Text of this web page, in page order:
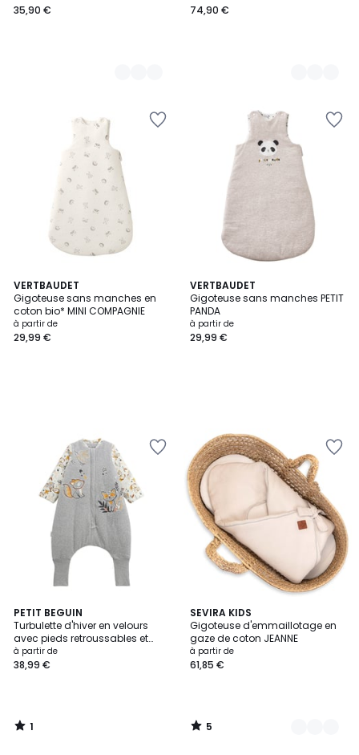
35,90 €
74,90 €
VERTBAUDET
Gigoteuse sans manches en
coton bio* MINI COMPAGNIE
à partir de
29,99 €
VERTBAUDET
Gigoteuse sans manches PETIT
PANDA
à partir de
29,99 €
PETIT BEGUIN
Turbulette d'hiver en velours
avec pieds retroussables et
manches amovibles Petit Loup
à partir de
38,99 €
1
/
5
1
/
SEVIRA KIDS
Gigoteuse d'emmaillotage en
gaze de coton JEANNE
à partir de
61,85 €
5
/
5
10
Couleurs
5
/